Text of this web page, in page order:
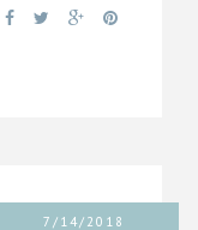
7/14/2018